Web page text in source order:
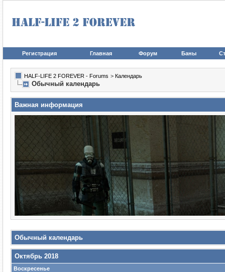
Регистрация Главная Форум Баны
HALF-LIFE 2 FOREVER - Forums > Календарь
Обычный календарь
Важная информация
Обычный календарь
Октябрь 2018
Воскресенье